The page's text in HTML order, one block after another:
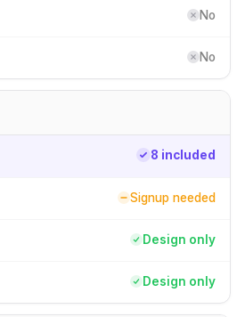
No
No
8 included
Signup needed
Design only
Design only